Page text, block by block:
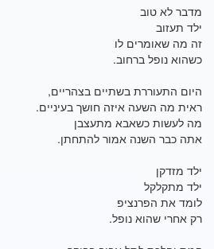
מדבר לא טוב
ילד תעזוב
זה מה שאומרים לו
כשהוא נופל ברחוב.
היום התעוררת בשתיים בצהריים,
ראית מה השעה איזה חושך בעיניים.
מה לעשות כשאבא מתעצבן
אתה כבר השנה אמור להתחתן.
ילד מזדקן
ילד מתקלקל
לומד את הפרנציפ
רק אחרי שהוא נופל.